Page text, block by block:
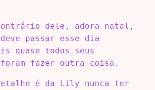
dele, adora natal,
deve passar esse dia
quase todos seus
fazer outra coisa.
é da Lily nunca ter